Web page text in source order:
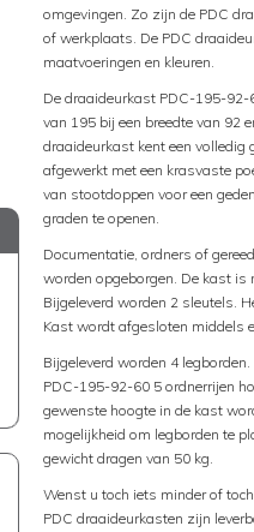
omgevingen. Zo zijn de PDC
of werkplaats. De PDC
maatvoeringen en kleuren.
De draaideurkast PDC-195-92-
van 195 bij een breedte van 92
draaideurkast kent een volledig
afgewerkt met een krasvaste
van stootdoppen voor een
graden te openen.
Documentatie, ordners of
worden opgeborgen. De kast
Bijgeleverd worden 2 sleutels.
Kast wordt afgesloten middels
Bijgeleverd worden 4
PDC-195-92-60 5 ordnerrijen
gewenste hoogte in de kast
mogelijkheid om legborden te
gewicht dragen van 50 kg.
Wenst u toch iets minder of
PDC draaideurkasten zijn